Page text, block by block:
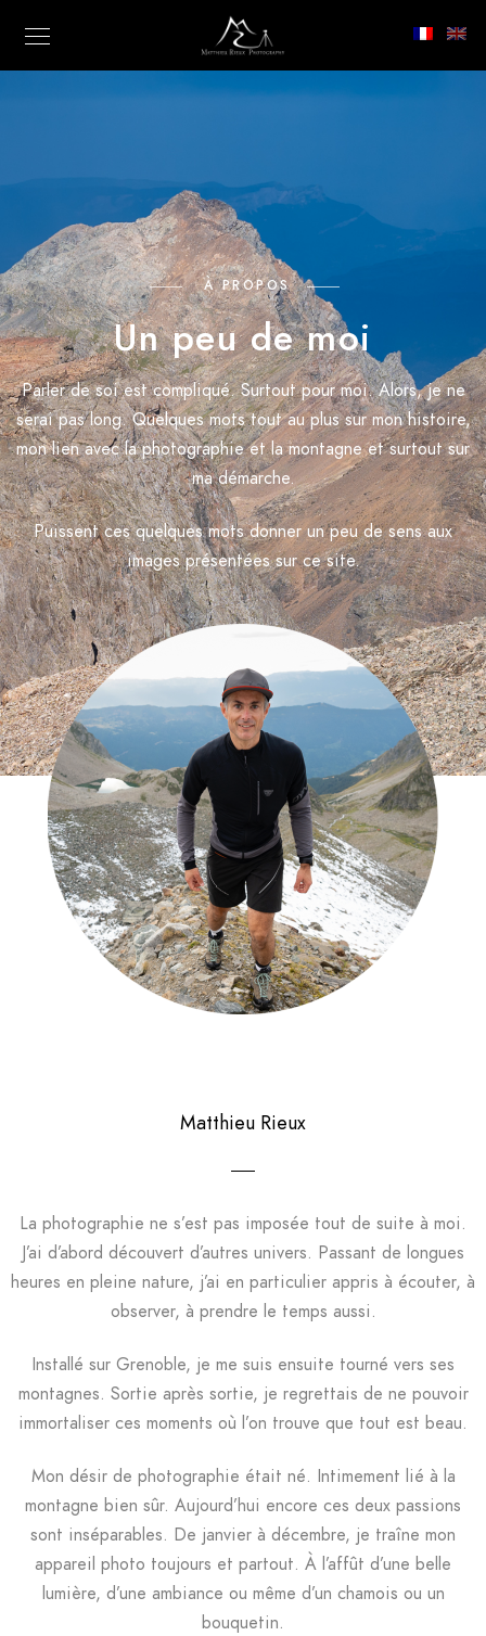
À PROPOS
Un peu de moi
Parler de soi est compliqué. Surtout pour moi. Alors, je ne
serai pas long. Quelques mots tout au plus sur mon histoire,
mon lien avec la photographie et la montagne et surtout sur
ma démarche.
Puissent ces quelques mots donner un peu de sens aux
images présentées sur ce site.
Matthieu Rieux
La photographie ne s’est pas imposée tout de suite à moi.
J’ai d’abord découvert d’autres univers. Passant de longues
heures en pleine nature, j’ai en particulier appris à écouter, à
observer, à prendre le temps aussi.
Installé sur Grenoble, je me suis ensuite tourné vers ses
montagnes. Sortie après sortie, je regrettais de ne pouvoir
immortaliser ces moments où l’on trouve que tout est beau.
Mon désir de photographie était né. Intimement lié à la
montagne bien sûr. Aujourd’hui encore ces deux passions
sont inséparables. De janvier à décembre, je traîne mon
appareil photo toujours et partout. À l’affût d’une belle
lumière, d’une ambiance ou même d’un chamois ou un
bouquetin.